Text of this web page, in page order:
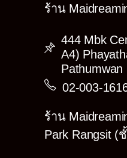
ร้าน
444 Mbk
A4)
Pathumwan
02-003-
ร้าน
Park Rangsit (